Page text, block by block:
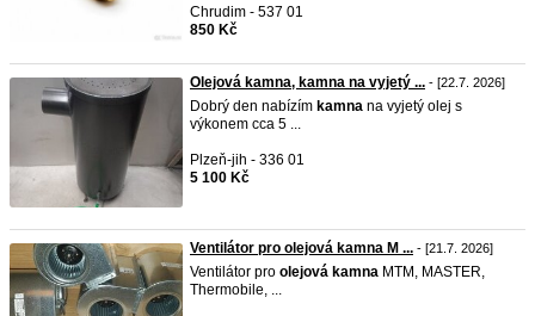
Chrudim - 537 01
850 Kč
Olejová kamna, kamna na vyjetý ... - [22.7. 2026]
Dobrý den nabízím kamna na vyjetý olej s
výkonem cca 5 ...
Plzeň-jih - 336 01
5 100 Kč
Ventilátor pro olejová kamna M ... - [21.7. 2026]
Ventilátor pro olejová kamna MTM, MASTER,
Thermobile, ...